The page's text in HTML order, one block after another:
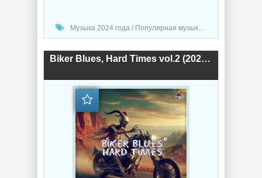
Музыка 2024 года / Популярная музыка / Рок - альтернативная музыка / Блюз музыка / Музыка VA
Biker Blues, Hard Times vol.2 (2024) торрент